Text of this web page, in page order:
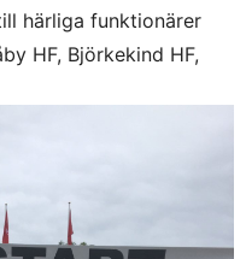
härliga funktionärer
HF, Björkekind HF,